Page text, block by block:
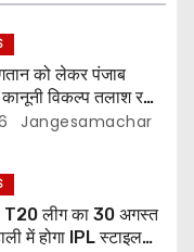
को लेकर पंजाब
विकल्प तलाश रही:
अगस्त की हड़ताल की
Jangesamachar
T20 लीग का 30 अगस्त
में होगा IPL स्टाइल